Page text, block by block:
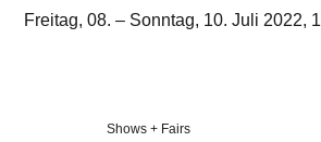
Freitag, 08. – Sonntag, 10. Juli 2022,
Veröffentlicht
Shows + Fairs